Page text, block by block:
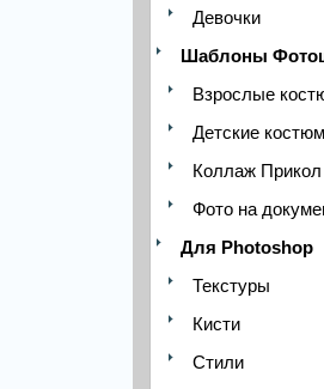
Девочки
Шаблоны
Взрослые
Детские
Коллаж Прикол
Фото на
Для Photoshop
Текстуры
Кисти
Стили